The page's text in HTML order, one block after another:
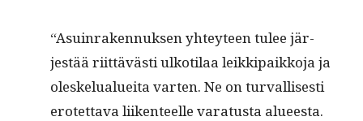
“Asuin­raken­nuk­sen yhtey­teen tulee jär­
jestää riit­tävästi ulkoti­laa leikkipaikko­ja ja
oleskelu­aluei­ta varten. Ne on tur­val­lis­es­ti
erotet­ta­va liiken­teelle vara­tus­ta alueesta.